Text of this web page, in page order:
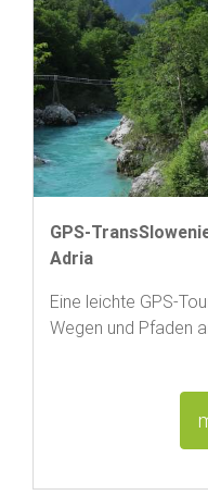
GPS-
Adria
Eine leichte GPS-
Wegen und Pfaden